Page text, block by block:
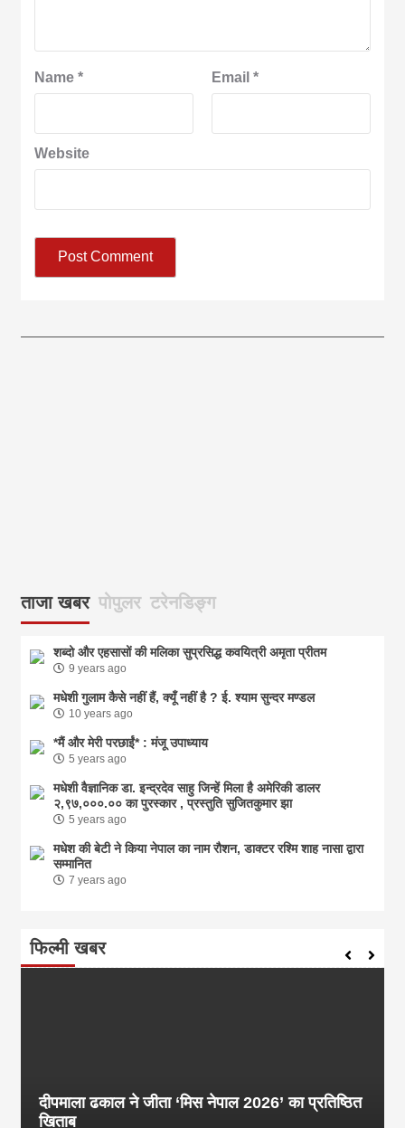
Name* Email *
Website
ताजा खबर पोपुलर टरेनडिङ्ग
शब्दो और एहसासों की मलिका सुप्रसिद्ध कवयित्री अमृता प्रीतम
9 years ago
मधेशी गुलाम कैसे नहीं हैं, क्यूँ नहीं है ? ई. श्याम सुन्दर मण्डल
10 years ago
*मैं और मेरी परछाईं* : मंजू उपाध्याय
5 years ago
मधेशी वैज्ञानिक डा. इन्द्रदेव साहु जिन्हें मिला है अमेरिकी डालर
२,९७,०००.०० का पुरस्कार , प्रस्तुति सुजितकुमार झा
5 years ago
मधेश की बेटी ने किया नेपाल का नाम राैशन, डाक्टर रश्मि शाह नासा द्वारा
सम्मानित
7 years ago
फिल्मी खबर
दीपमाला ढकाल ने जीता ‘मिस नेपाल 2026’ का प्रतिष्ठित
खिताब